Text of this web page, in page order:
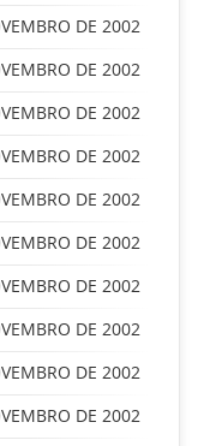
DE 2002
DE 2002
DE 2002
DE 2002
DE 2002
DE 2002
DE 2002
DE 2002
DE 2002
DE 2002